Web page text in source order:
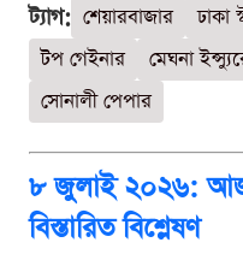
ট্যাগ: শেয়ারবাজার ঢাকা
টপ গেইনার
মেঘনা
সোনালী পেপার
৮ জুলাই ২০২৬:
বিস্তারিত বিশ্লেষণ